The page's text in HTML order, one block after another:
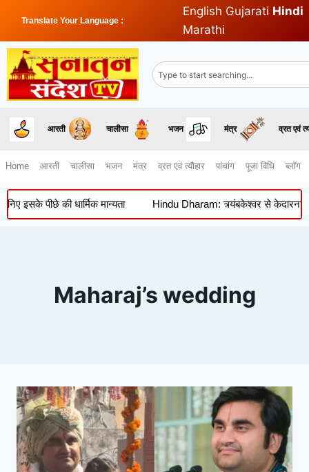
Translate Your Language :
English Gujarati Hindi
Marathi
आरती चालीसा भजन मंत्र व्रत एवं
Home आरती चालीसा भजन मंत्र व्रत एवं त्यौहार पांचांग पूजा विधि ब्लॉग
इसके पीछे की धार्मिक मान्यता Hindu Dharam: त्र्यंबकेश्वर से केदारनाथ-
Maharaj’s wedding